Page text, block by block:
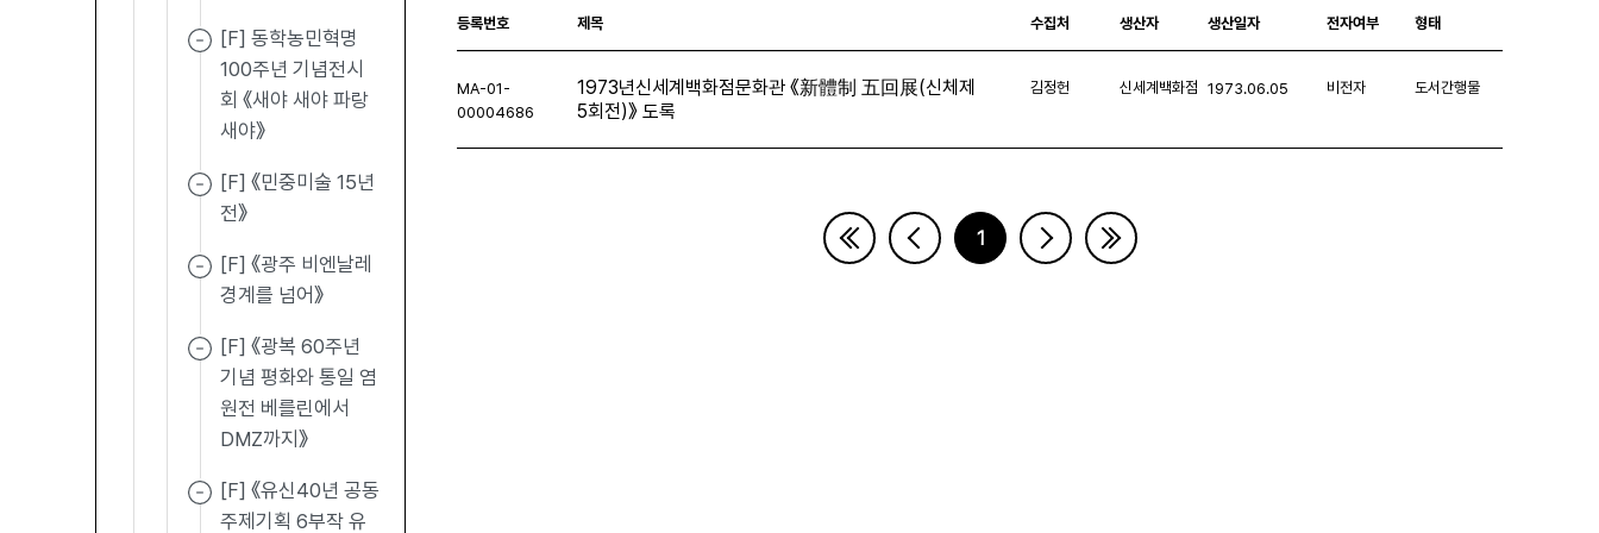
[F] 동학농민혁명
100주년 기념전시
회 《새야 새야 파랑
새야》
[F] 《민중미술 15년
전》
[F] 《광주 비엔날레
경계를 넘어》
[F] 《광복 60주년
기념 평화와 통일 염
원전 베를린에서
DMZ까지》
[F] 《유신40년 공동
주제기획 6부작 유
등록번호 제목 수집처 생산자 생산일자 전자여부 형태
MA-01-
00004686
1973년신세계백화점문화관 《新體制 五回展(신체제
5회전)》 도록
김정헌 신세계백화점 1973.06.05 비전자 도서간행물
1